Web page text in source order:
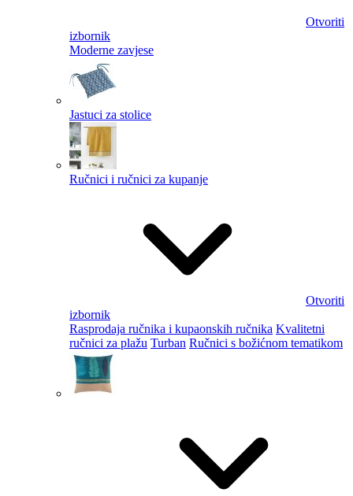
Otvoriti
izbornik
Moderne zavjese
Jastuci za stolice
Ručnici i ručnici za kupanje
Otvoriti
izbornik
Rasprodaja ručnika i kupaonskih ručnika Kvalitetni
ručnici za plažu Turban Ručnici s božićnom tematikom